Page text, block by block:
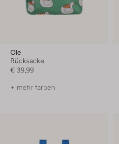
Ole
Rücksacke
€ 39,99
+ mehr farben